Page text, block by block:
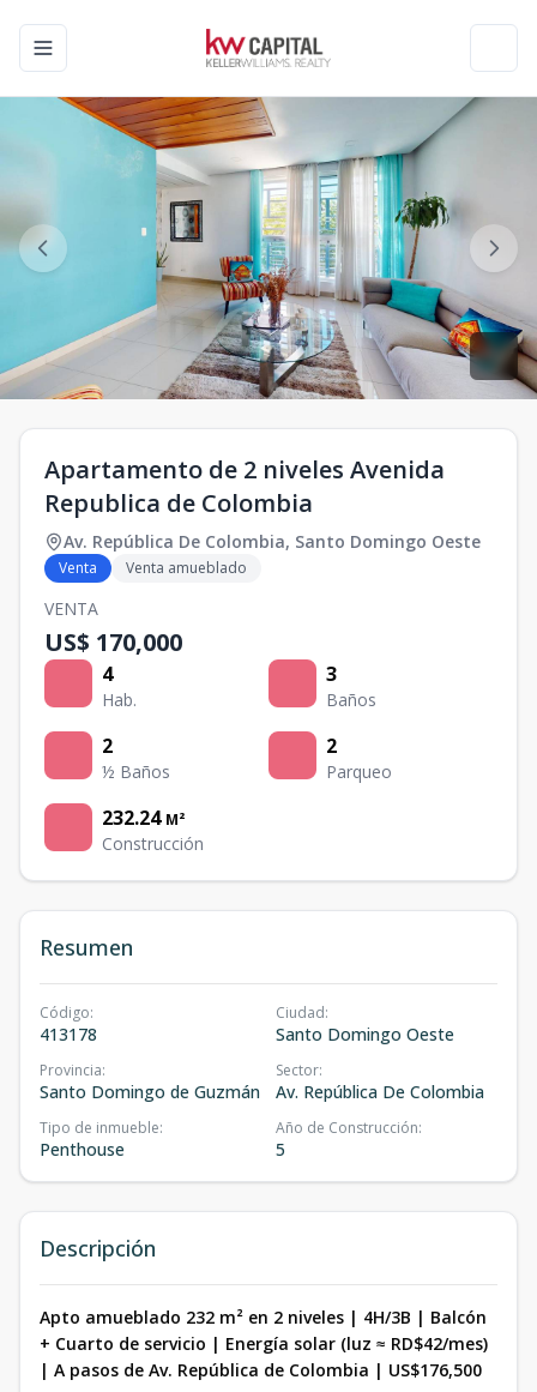
Toggle navigation menu
Apartamento de 2 niveles Avenida
Republica de Colombia
Av. República De Colombia, Santo Domingo Oeste
Venta Venta amueblado
VENTA
US$ 170,000
4
Hab.
3
Baños
2
½ Baños
2
Parqueo
232.24 M²
Construcción
Resumen
Código:
413178
Ciudad:
Santo Domingo Oeste
Provincia:
Santo Domingo de Guzmán
Sector:
Av. República De Colombia
Tipo de inmueble:
Penthouse
Año de Construcción:
5
Descripción
Apto amueblado 232 m² en 2 niveles | 4H/3B | Balcón
+ Cuarto de servicio | Energía solar (luz ≈ RD$42/mes)
| A pasos de Av. República de Colombia | US$176,500